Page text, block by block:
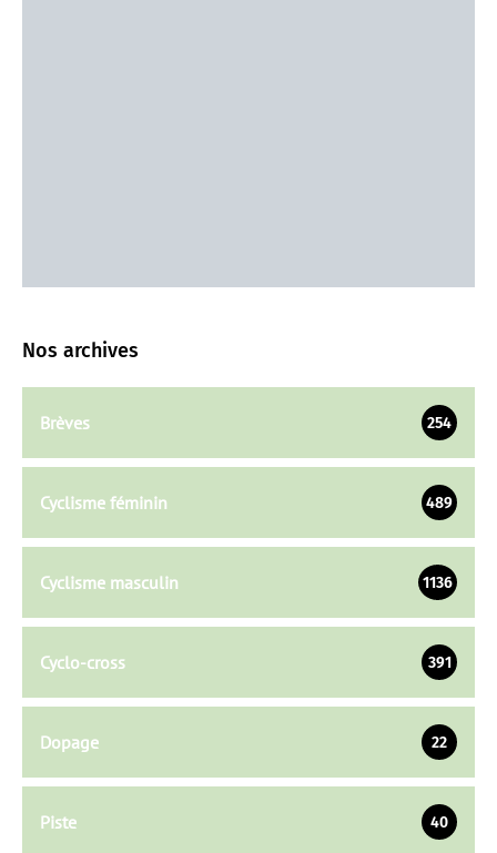
Nos archives
Brèves 254
Cyclisme féminin 489
Cyclisme masculin 1136
Cyclo-cross 391
Dopage 22
Piste 40